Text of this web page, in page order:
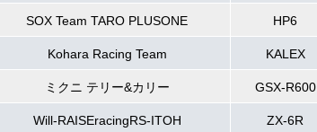
SOX Team TARO PLUSONE HP6
Kohara Racing Team KALEX
ミクニ テリー&カリー GSX-R600
Will-RAISEracingRS-ITOH ZX-6R